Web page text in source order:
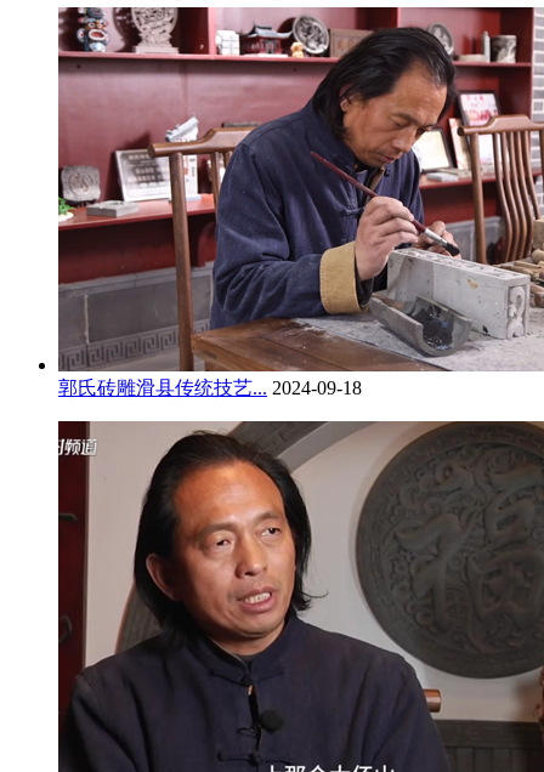
郭氏砖雕滑县传统技艺... 2024-09-18